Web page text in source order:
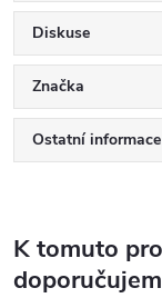
Diskuse
Značka
Ostatní informace
K tomuto